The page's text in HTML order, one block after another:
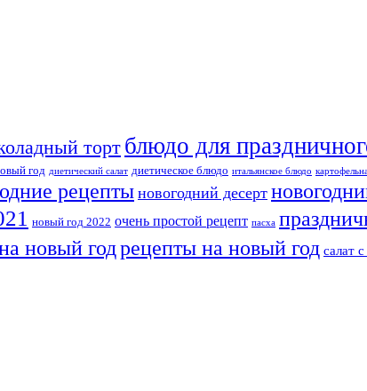
торт блюдо для
год диетический салат диетическое блюдо итальянское блюдо
рецепты новогодний десерт
новый год 2022 очень простой рецепт пасха
новый годрецепты на новый год салат